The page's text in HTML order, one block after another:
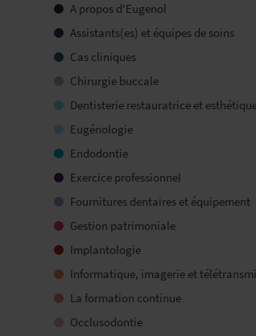
A propos d'Eugenol
Assistants(es) et équipes de soins
Cas cliniques
Chirurgie buccale
Dentisterie restauratrice et
Eugénologie
Endodontie
Exercice professionnel
Fournitures dentaires et équipement
Gestion patrimoniale
Implantologie
Informatique, imagerie et
La formation continue
Occlusodontie